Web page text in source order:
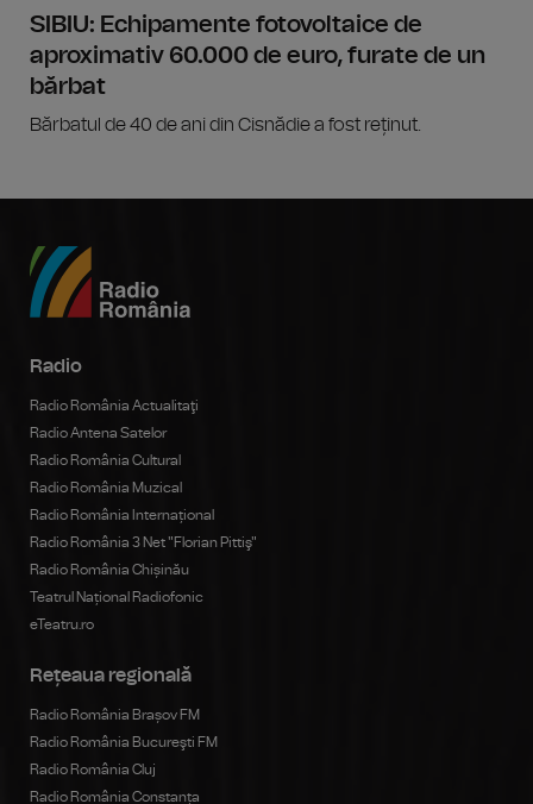
SIBIU: Echipamente fotovoltaice de
aproximativ 60.000 de euro, furate de un
bărbat
Bărbatul de 40 de ani din Cisnădie a fost reținut.
Radio
Radio România Actualitaţi
Radio Antena Satelor
Radio România Cultural
Radio România Muzical
Radio România Internațional
Radio România 3 Net "Florian Pittiş"
Radio România Chișinău
Teatrul Național Radiofonic
eTeatru.ro
Rețeaua regională
Radio România Brașov FM
Radio România Bucureşti FM
Radio România Cluj
Radio România Constanța